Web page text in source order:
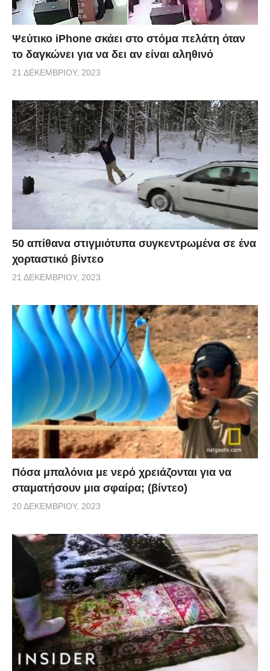
Ψεύτικο iPhone σκάει στο στόμα πελάτη όταν
το δαγκώνει για να δει αν είναι αληθινό
21 ΔΕΚΕΜΒΡΊΟΥ, 2023
50 απίθανα στιγμιότυπα συγκεντρωμένα σε ένα
χορταστικό βίντεο
21 ΔΕΚΕΜΒΡΊΟΥ, 2023
Πόσα μπαλόνια με νερό χρειάζονται για να
σταματήσουν μια σφαίρα; (βίντεο)
20 ΔΕΚΕΜΒΡΊΟΥ, 2023